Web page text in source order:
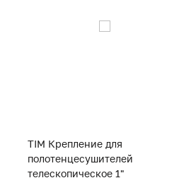
TIM Крепление для
полотенцесушителей
телескопическое 1"